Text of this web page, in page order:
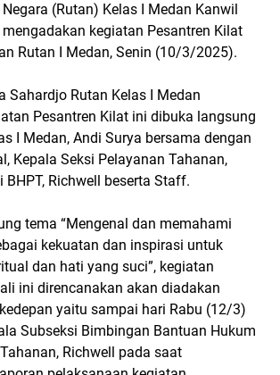
(Rutan) Kelas I Medan Kanwil
kegiatan Pesantren Kilat
Rutan I Medan, Senin (10/3/2025).
Sahardjo Rutan Kelas I Medan
Pesantren Kilat ini dibuka langsung
I Medan, Andi Surya bersama dengan
Kepala Seksi Pelayanan Tahanan,
BHPT, Richwell beserta Staff.
tema “Mengenal dan memahami
kekuatan dan inspirasi untuk
dan hati yang suci”, kegiatan
ini direncanakan akan diadakan
yaitu sampai hari Rabu (12/3)
Subseksi Bimbingan Bantuan Hukum
Richwell pada saat